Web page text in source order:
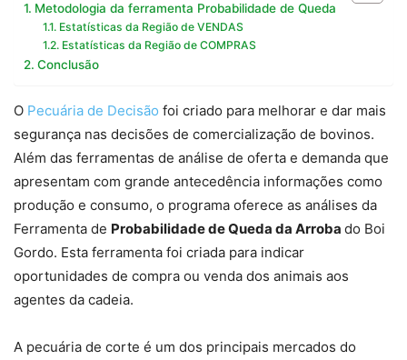
Metodologia da ferramenta Probabilidade de Queda
Estatísticas da Região de VENDAS
Estatísticas da Região de COMPRAS
Conclusão
O Pecuária de Decisão foi criado para melhorar e dar mais
segurança nas decisões de comercialização de bovinos.
Além das ferramentas de análise de oferta e demanda que
apresentam com grande antecedência informações como
produção e consumo, o programa oferece as análises da
Ferramenta de Probabilidade de Queda da Arroba do Boi
Gordo. Esta ferramenta foi criada para indicar
oportunidades de compra ou venda dos animais aos
agentes da cadeia.
A pecuária de corte é um dos principais mercados do